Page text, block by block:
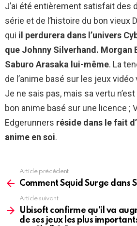
J’ai été entièrement satisfait des
série et de l’histoire du bon vieux
qui il perdurera dans l’univers
que Johnny Silverhand. Morgan
Saburo Arasaka lui-même. La
de l’anime basé sur les jeux
Je ne sais pas, mais sa vertu
bon anime basé sur une licence ;
Edgerunners réside dans le fait
anime en soi.
more
Article précédent
Comment Squid Surge dans
Article suivant
Ubisoft confirme qu’il va
de ses jeux les plus